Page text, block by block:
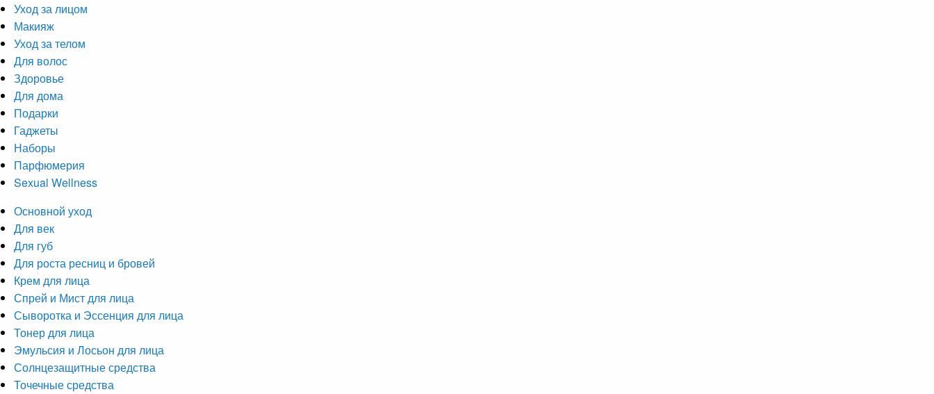
Уход за лицом
Макияж
Уход за телом
Для волос
Здоровье
Для дома
Подарки
Гаджеты
Наборы
Парфюмерия
Sexual Wellness
Основной уход
Для век
Для губ
Для роста ресниц и бровей
Крем для лица
Спрей и Мист для лица
Сыворотка и Эссенция для лица
Тонер для лица
Эмульсия и Лосьон для лица
Солнцезащитные средства
Точечные средства